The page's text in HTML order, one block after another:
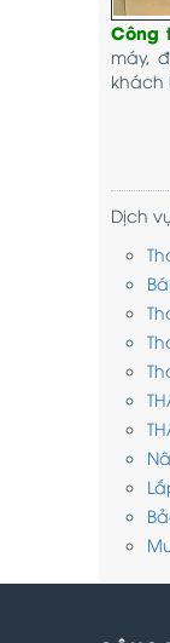
Công
máy,
khách
Dịch